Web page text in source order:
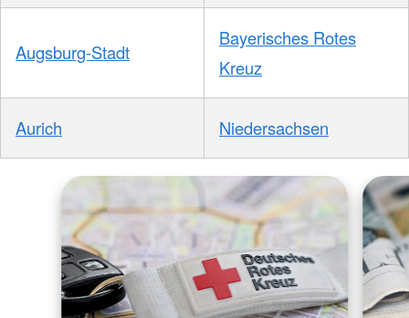
Augsburg-Stadt
Bayerisches Rotes
Kreuz
Aurich Niedersachsen